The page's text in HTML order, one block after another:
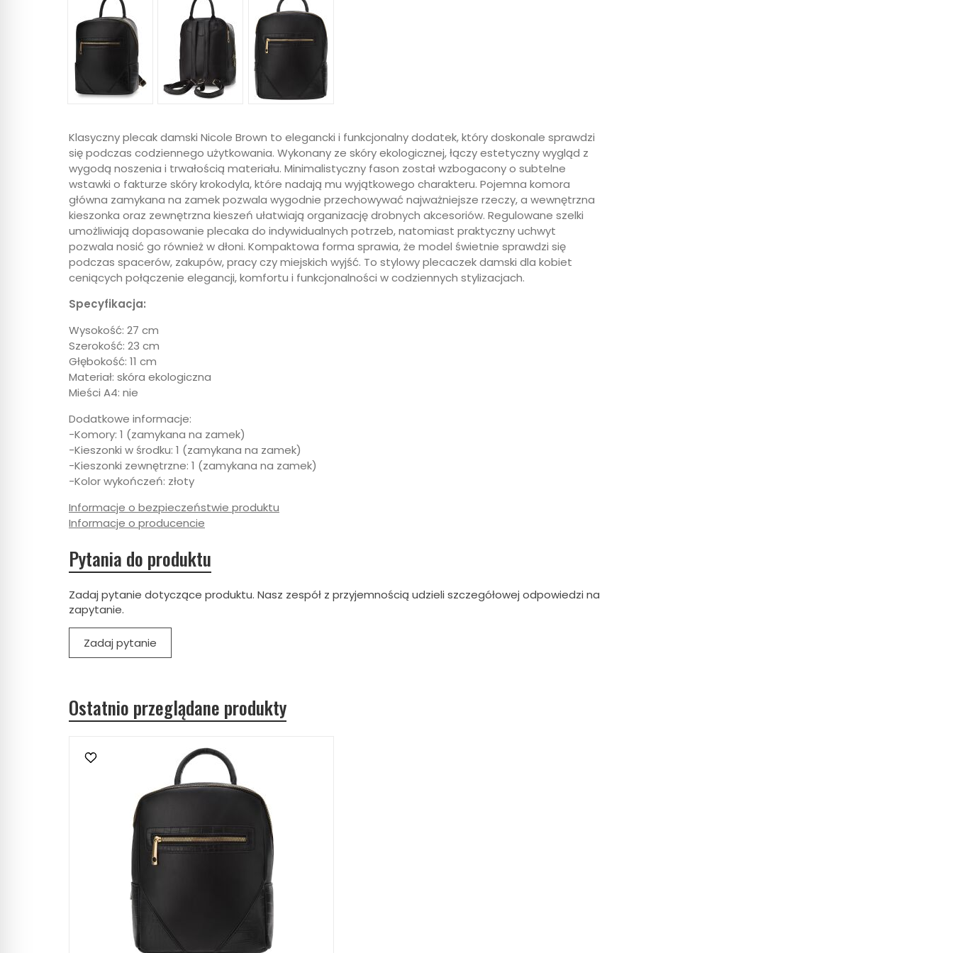
Klasyczny plecak damski Nicole Brown to elegancki i funkcjonalny dodatek, który doskonale sprawdzi
się podczas codziennego użytkowania. Wykonany ze skóry ekologicznej, łączy estetyczny wygląd z
wygodą noszenia i trwałością materiału. Minimalistyczny fason został wzbogacony o subtelne
wstawki o fakturze skóry krokodyla, które nadają mu wyjątkowego charakteru. Pojemna komora
główna zamykana na zamek pozwala wygodnie przechowywać najważniejsze rzeczy, a wewnętrzna
kieszonka oraz zewnętrzna kieszeń ułatwiają organizację drobnych akcesoriów. Regulowane szelki
umożliwiają dopasowanie plecaka do indywidualnych potrzeb, natomiast praktyczny uchwyt
pozwala nosić go również w dłoni. Kompaktowa forma sprawia, że model świetnie sprawdzi się
podczas spacerów, zakupów, pracy czy miejskich wyjść. To stylowy plecaczek damski dla kobiet
ceniących połączenie elegancji, komfortu i funkcjonalności w codziennych stylizacjach.
Specyfikacja:
Wysokość: 27 cm
Szerokość: 23 cm
Głębokość: 11 cm
Materiał: skóra ekologiczna
Mieści A4: nie
Dodatkowe informacje:
-Komory: 1 (zamykana na zamek)
-Kieszonki w środku: 1 (zamykana na zamek)
-Kieszonki zewnętrzne: 1 (zamykana na zamek)
-Kolor wykończeń: złoty
Informacje o bezpieczeństwie produktu
Informacje o producencie
Pytania do produktu
Zadaj pytanie dotyczące produktu. Nasz zespół z przyjemnością udzieli szczegółowej odpowiedzi na
zapytanie.
Zadaj pytanie
Ostatnio przeglądane produkty